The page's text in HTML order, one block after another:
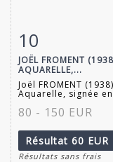
Fiche détaillée
10
JOËL FROMENT
AQUARELLE,...
Joël FROMENT
Aquarelle, signée
80 - 150 EUR
Résultat 60 EUR
Résultats sans frais